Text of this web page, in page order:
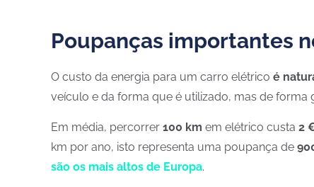
Poupanças importantes
O custo da energia para um carro elétrico é
veículo e da forma que é utilizado, mas de forma
Em média, percorrer 100 km em elétrico custa 2
km por ano, isto representa uma poupança de
são os mais altos de Europa.